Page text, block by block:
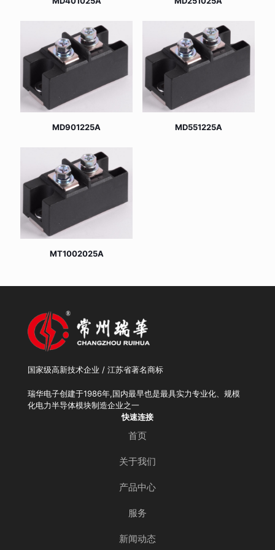
MD901225A MD551225A
MT1002025A
国家级高新技术企业 / 江苏省著名商标
瑞华电子创建于1986年,国内最早也是最具实力专业化、规模
化电力半导体模块制造企业之一
快速连接
首页
关于我们
产品中心
服务
新闻动态